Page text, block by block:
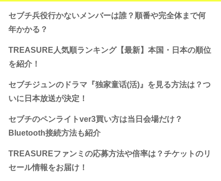
セブチ兵役行かないメンバーは誰？順番や完全体まで何
年かかる？
TREASURE人気順ランキング【最新】本国・日本の順位
を紹介！
セブチジュンのドラマ『独家童话(活)』を見る方法は？つ
いに日本放送が決定！
セブチのペンライトver3買い方は当日会場だけ？
Bluetooth接続方法も紹介
TREASUREファンミの応募方法や倍率は？チケットのリ
セール情報をお届け！